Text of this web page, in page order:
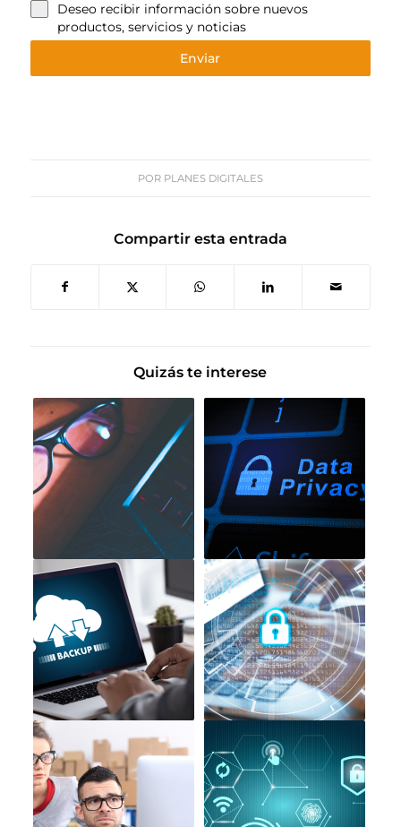
Deseo recibir información sobre nuevos
productos, servicios y noticias
Enviar
POR PLANES DIGITALES
Compartir esta entrada
Quizás te interese